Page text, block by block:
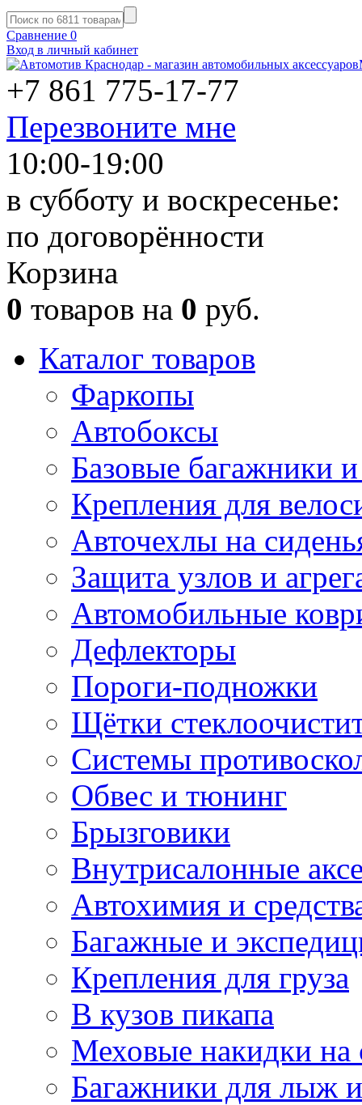
Сравнение 0
Вход в личный кабинет
+7 861 775-17-77
Перезвоните мне
10:00-19:00
в субботу и воскресенье:
по договорённости
Корзина
0 товаров на 0 руб.
Каталог товаров
Фаркопы
Автобоксы
Базовые багажники
Крепления для
Авточехлы на
Защита узлов и
Автомобильные
Дефлекторы
Пороги-подножки
Щётки
Системы
Обвес и тюнинг
Брызговики
Внутрисалонные
Автохимия и
Багажные и
Крепления для груза
В кузов пикапа
Меховые накидки на
Багажники для лыж